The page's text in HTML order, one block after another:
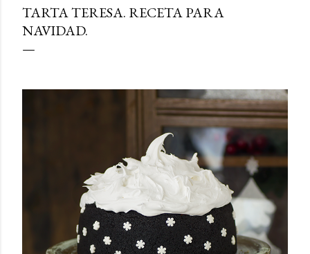
TARTA TERESA. RECETA PARA
NAVIDAD.